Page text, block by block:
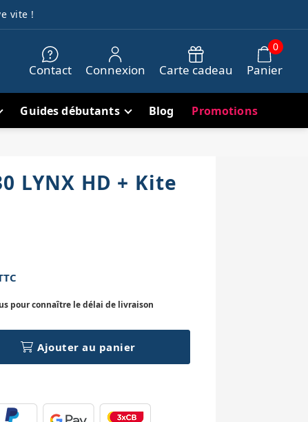
vite !
Contact Connexion Carte cadeau Panier
0
Guides débutants Blog Promotions
LYNX HD + Kite
pour connaître le délai de livraison
Ajouter au panier